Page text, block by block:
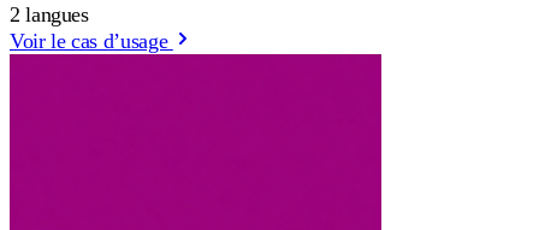
2 langues
Voir le cas d’usage